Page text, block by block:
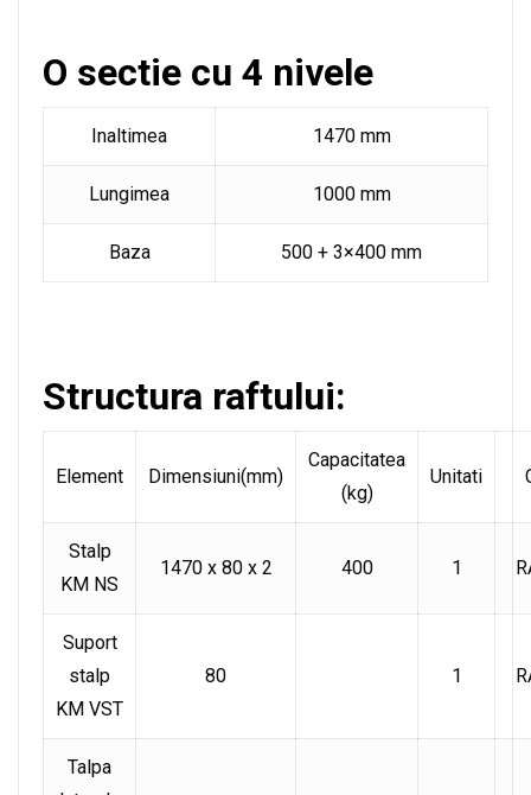
O sectie cu 4 nivele
Inaltimea 1470 mm
Lungimea 1000 mm
Baza 500 + 3×400 mm
Structura raftului:
Element Dimensiuni(mm)
Capacitatea
(kg)
Unitati
Stalp
KM NS
1470 x 80 x 2 400 1
Suport
stalp
KM VST
80 1
Talpa